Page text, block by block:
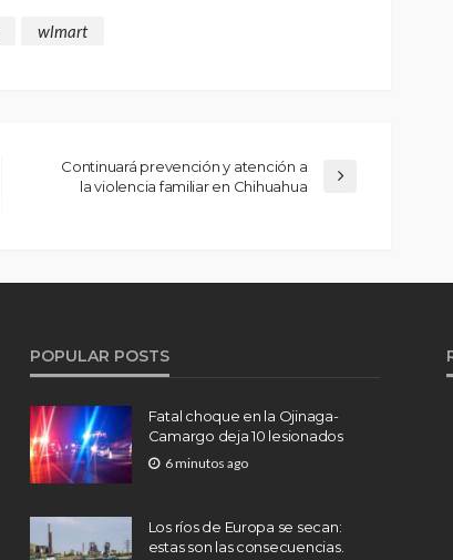
wlmart
Continuará prevención y atención a
la violencia familiar en Chihuahua
POPULAR POSTS
Fatal choque en la Ojinaga-
Camargo deja 10 lesionados
6 minutos ago
Los ríos de Europa se secan:
estas son las consecuencias.